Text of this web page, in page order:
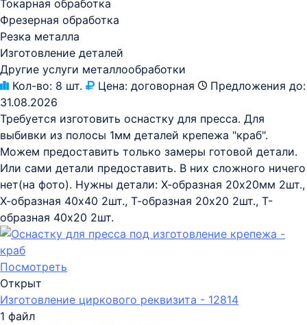
Токарная обработка
Фрезерная обработка
Резка металла
Изготовление деталей
Другие услуги металлообработки
Кол-во: 8 шт. Цена: договорная
Предложения до:
31.08.2026
Требуется изготовить оснастку для пресса. Для
выбивки из полосы 1мм деталей крепежа "краб".
Можем предоставить только замеры готовой детали.
Или сами детали предоставить. В них сложного ничего
нет(на фото). Нужны детали: Х-образная 20х20мм 2шт.,
Х-образная 40х40 2шт., Т-образная 20х20 2шт., Т-
образная 40х20 2шт.
Посмотреть
Открыт
Изготовление циркового реквизита - 12814
1 файл